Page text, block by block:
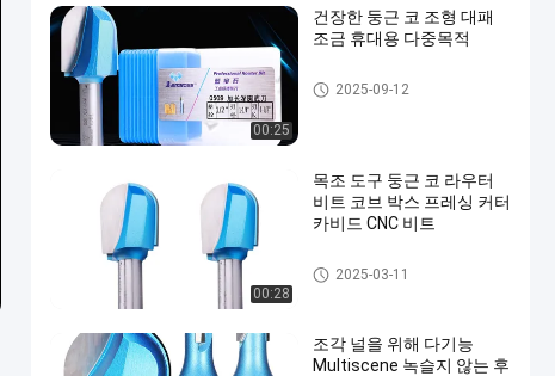
00:25
건장한 둥근 코 조형 대패
조금 휴대용 다중목적
성형 라우터 비트
2025-09-12
00:28
목조 도구 둥근 코 라우터
비트 코브 박스 프레싱 커터
카비드 CNC 비트
성형 라우터 비트
2025-03-11
조각 널을 위해 다기능
Multiscene 녹슬지 않는 후